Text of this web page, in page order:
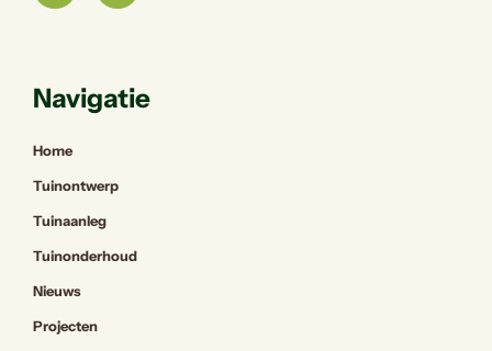
Navigatie
Home
Tuinontwerp
Tuinaanleg
Tuinonderhoud
Nieuws
Projecten